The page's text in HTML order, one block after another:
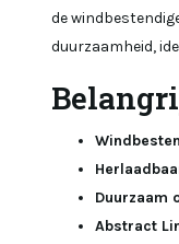
de
duurzaamheid,
Duurzaam
Abstract